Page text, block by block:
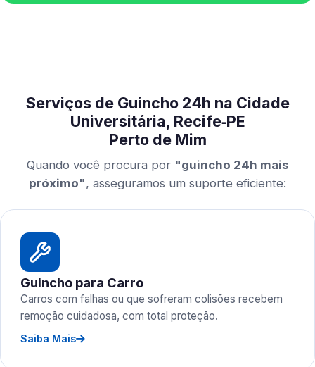
Serviços de Guincho 24h na Cidade
Universitária, Recife‑PE
Perto de Mim
Quando você procura por "guincho 24h mais
próximo", asseguramos um suporte eficiente:
Guincho para Carro
Carros com falhas ou que sofreram colisões recebem
remoção cuidadosa, com total proteção.
Saiba Mais